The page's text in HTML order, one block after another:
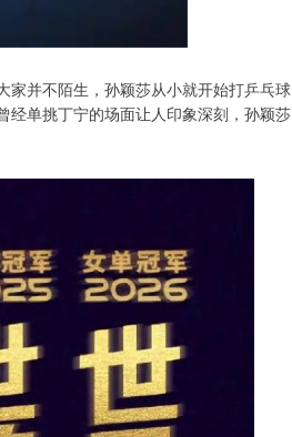
家并不陌生，孙颖莎从小就开始打乒乓球
经单挑丁宁的场面让人印象深刻，孙颖莎